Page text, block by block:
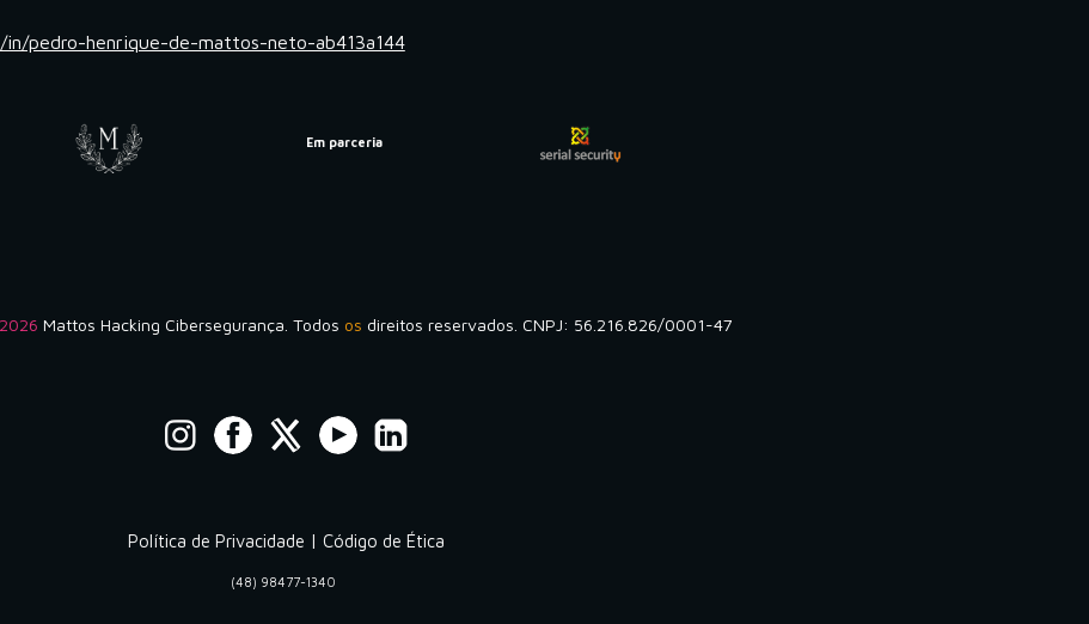
pedro-henrique-de-mattos-neto-ab413a144
Em parceria
2026 Mattos Hacking Cibersegurança. Todos os direitos reservados. CNPJ: 56.216.826/0001-47
Política de Privacidade | Código de Ética
(48) 98477-1340